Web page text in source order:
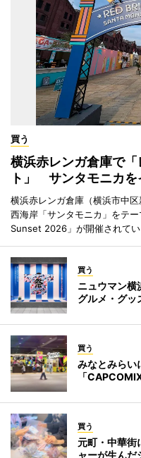
買う
横浜赤レンガ倉庫で
ト」 サンタモニカ
横浜赤レンガ倉庫（横浜市中
西海岸「サンタモニカ」をテ
Sunset 2026」が開催されてい
買う
ニュウマン
グルメ・グッ
買う
みなとみらい
「
買う
元町・中華
ャーが生んだ